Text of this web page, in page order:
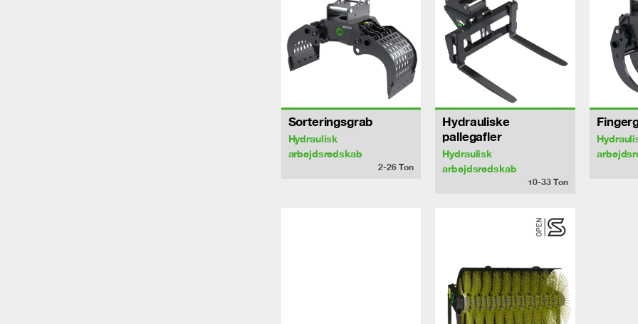
Sorteringsgrab
Hydraulisk
arbejdsredskab
2-26Ton
Hydrauliske
pallegafler
Hydraulisk
arbejdsredskab
10-33Ton